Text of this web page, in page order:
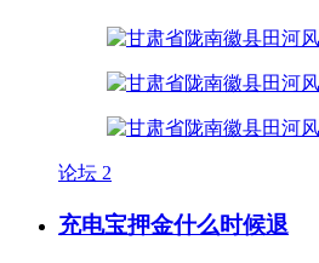
论坛 2
充电宝押金什么时候退